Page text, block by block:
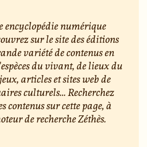
encyclopédie numérique
sur le site des éditions
variété de contenus en
du vivant, de lieux du
articles et sites web de
culturels... Recherchez
contenus sur cette page, à
de recherche Zéthès.